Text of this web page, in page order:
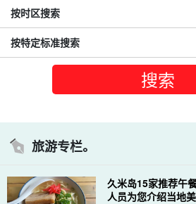
按时区搜索
按特定标准搜索
旅游专栏。
久米岛15家推荐午
人员为您介绍当地